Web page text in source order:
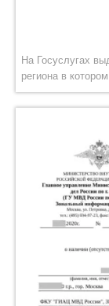
На Госуслугах
региона в